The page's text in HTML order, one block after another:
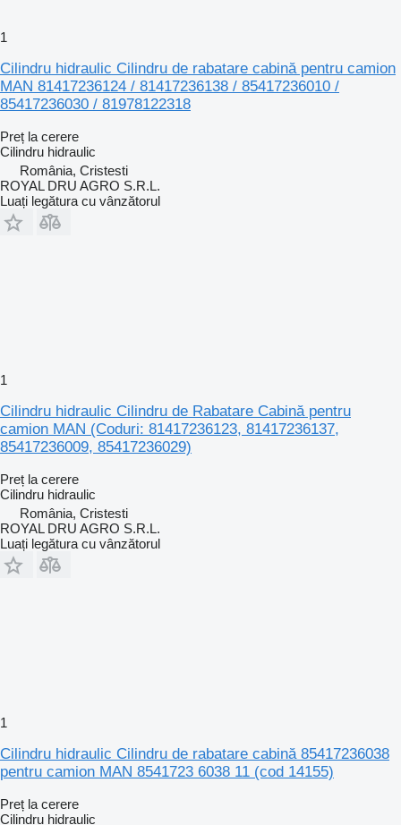
1
Cilindru hidraulic Cilindru de rabatare cabină pentru camion
MAN 81417236124 / 81417236138 / 85417236010 /
85417236030 / 81978122318
Preț la cerere
Cilindru hidraulic
România, Cristesti
ROYAL DRU AGRO S.R.L.
Luați legătura cu vânzătorul
1
Cilindru hidraulic Cilindru de Rabatare Cabină pentru
camion MAN (Coduri: 81417236123, 81417236137,
85417236009, 85417236029)
Preț la cerere
Cilindru hidraulic
România, Cristesti
ROYAL DRU AGRO S.R.L.
Luați legătura cu vânzătorul
1
Cilindru hidraulic Cilindru de rabatare cabină 85417236038
pentru camion MAN 8541723 6038 11 (cod 14155)
Preț la cerere
Cilindru hidraulic